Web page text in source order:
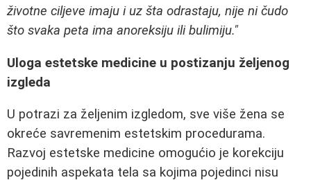
životne ciljeve imaju i uz šta odrastaju, nije ni čudo
što svaka peta ima anoreksiju ili bulimiju."
Uloga estetske medicine u postizanju željenog
izgleda
U potrazi za željenim izgledom, sve više žena se
okreće savremenim estetskim procedurama.
Razvoj estetske medicine omogućio je korekciju
pojedinih aspekata tela sa kojima pojedinci nisu